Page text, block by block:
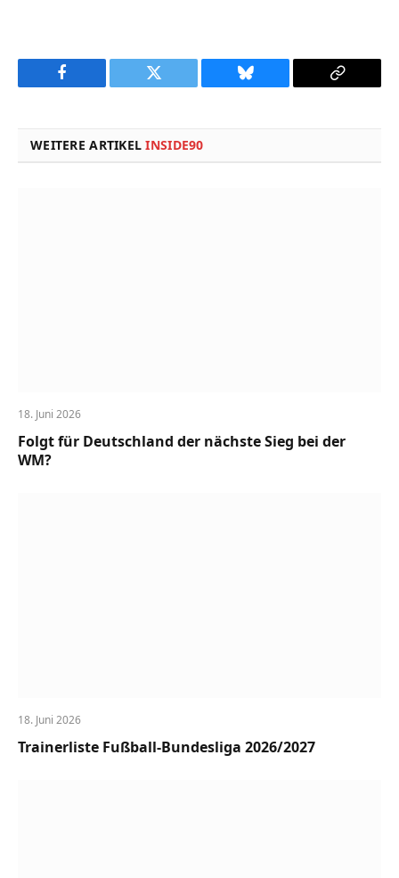
Facebook Twitter Bluesky
Copy
WEITERE ARTIKELINSIDE90
18. Juni 2026
Folgt für Deutschland der nächste Sieg bei der
WM?
18. Juni 2026
Trainerliste Fußball-Bundesliga 2026/2027